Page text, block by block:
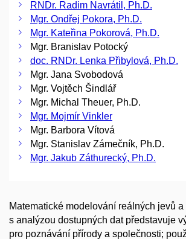
RNDr. Radim Navrátil, Ph.D.
Mgr. Ondřej Pokora, Ph.D.
Mgr. Kateřina Pokorová, Ph.D.
Mgr. Branislav Potocký
doc. RNDr. Lenka Přibylová, Ph.D.
Mgr. Jana Svobodová
Mgr. Vojtěch Šindlář
Mgr. Michal Theuer, Ph.D.
Mgr. Mojmír Vinkler
Mgr. Barbora Vítová
Mgr. Stanislav Zámečník, Ph.D.
Mgr. Jakub Záthurecký, Ph.D.
Matematické modelování reálných jevů
s analýzou dostupných dat představuje
pro poznávání přírody a společnosti;